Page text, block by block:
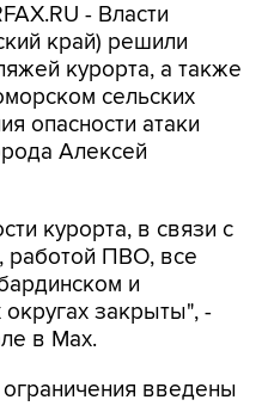
- Власти
край) решили
курорта, а также
сельских
опасности атаки
Алексей
курорта, в связи с
работой ПВО, все
и
закрыты", -
в Max.
ограничения введены